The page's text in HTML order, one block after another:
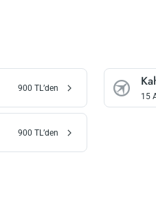
900 TL’den
15
900 TL’den